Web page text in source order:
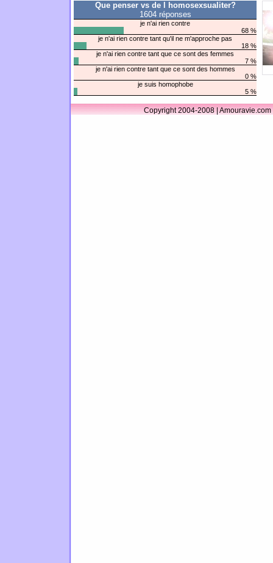
Que penser vs de l homosexsualiter?
1604 réponses
je n'ai rien contre
68 %
je n'ai rien contre tant qu'il ne m'approche pas
18 %
je n'ai rien contre tant que ce sont des femmes
7 %
je n'ai rien contre tant que ce sont des hommes
0 %
je suis homophobe
5 %
Copyright 2004-2008 |